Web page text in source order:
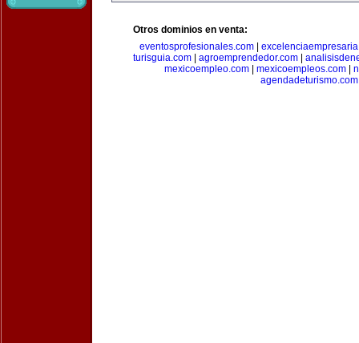
Otros dominios en venta:
eventosprofesionales.com
turisguia.com
agroemprendedor.com
mexicoempleo.com
mexicoempleos.com
agendadeturismo.com